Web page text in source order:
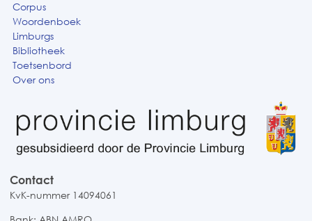
Corpus
Woordenboek
Limburgs
Bibliotheek
Toetsenbord
Over ons
Contact
KvK-nummer 14094061